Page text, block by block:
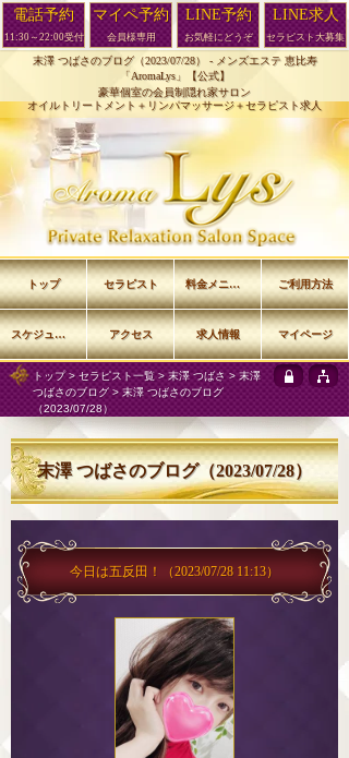
末澤 つばさのブログ（2023/07/28） - メンズエステ 恵比寿
「AromaLys」【公式】
豪華個室の会員制隠れ家サロン
オイルトリートメント＋リンパマッサージ＋セラピスト求人
トップ> セラピスト一覧 >末澤 つばさ > 末澤
つばさのブログ > 末澤 つばさのブログ
（2023/07/28）
末澤 つばさのブログ（2023/07/28）
今日は五反田！ （2023/07/28 11:13）
トップ セラピスト 料金メニュー ご利用方法
スケジュール アクセス 求人情報 マイページ
電話予約
11:30～22:00受付
マイペ予約
会員様専用
LINE予約
お気軽にどうぞ
LINE求人
セラピスト大募集